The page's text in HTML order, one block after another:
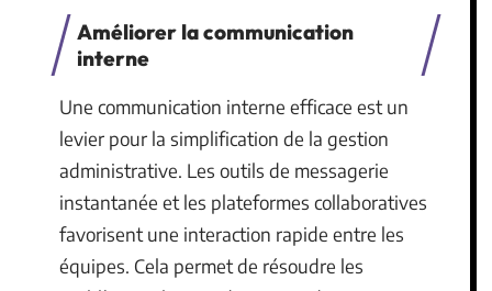
Améliorer la communication
interne
Une communication interne efficace est un
levier pour la simplification de la gestion
administrative. Les outils de messagerie
instantanée et les plateformes collaboratives
favorisent une interaction rapide entre les
équipes. Cela permet de résoudre les